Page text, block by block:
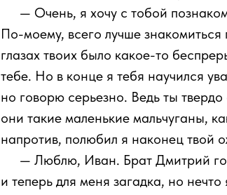
— Очень, я хочу с тобой
По-моему, всего лучше
глазах твоих было какое-то
тебе. Но в конце я тебя научился
но говорю серьезно. Ведь ты
они такие маленькие мальчуганы,
напротив, полюбил я наконец твой
— Люблю, Иван. Брат Дмитрий
и теперь для меня загадка, но